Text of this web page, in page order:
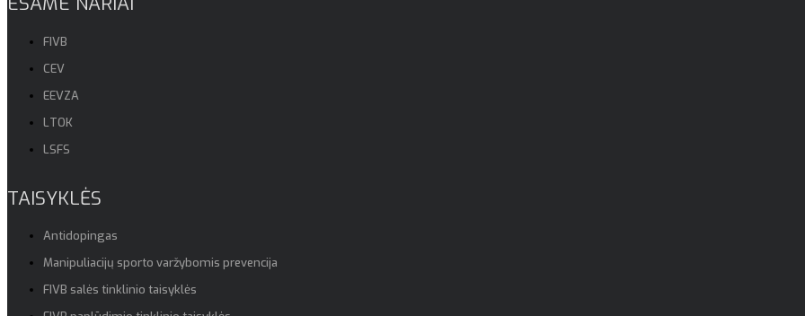
FIVB
CEV
EEVZA
LTOK
LSFS
TAISYKLĖS
Antidopingas
Manipuliacijų sporto varžybomis prevencija
FIVB salės tinklinio taisyklės